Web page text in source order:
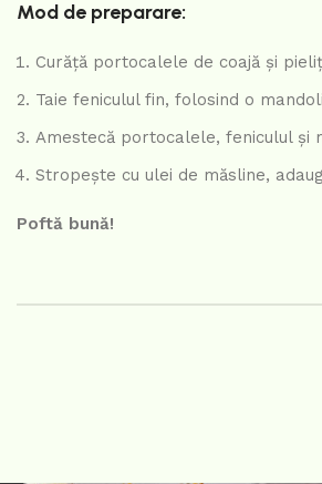
Mod de preparare:
Curăță portocalele de coajă și
Taie feniculul fin, folosind o
Amestecă portocalele, feniculul și
Stropește cu ulei de măsline,
Poftă bună!